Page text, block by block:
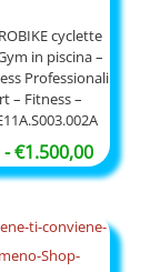
cyclette
in piscina –
Professionali
– Fitness –
-€1.500,00Fascia
di
da